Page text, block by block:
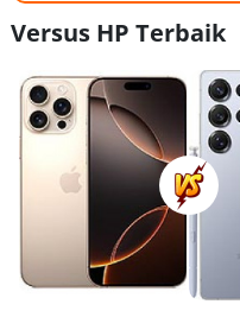
Versus HP Terbaik